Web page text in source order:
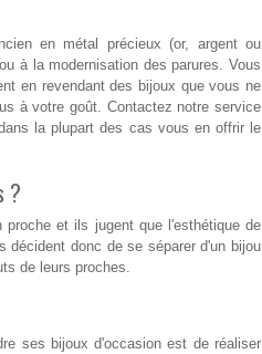
en métal précieux (or, argent ou
à la modernisation des parures. Vous
en revendant des bijoux que vous ne
à votre goût. Contactez notre service
la plupart des cas vous en offrir le
?
et ils jugent que l'esthétique de
décident donc de se séparer d'un bijou
de leurs proches.
ses bijoux d'occasion est de réaliser